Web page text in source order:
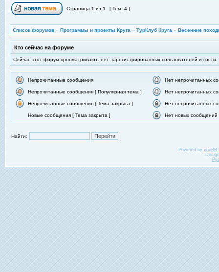
Страница 1 из 1 [ Тем: 4 ]
Список форумов » Программы и проекты Круга » ТурКлуб Круга » Весенние
Кто сейчас на форуме
Сейчас этот форум просматривают: нет зарегистрированных пользователей и гости:
Непрочитанные сообщения Нет непрочитанных
Непрочитанные сообщения [ Популярная тема ] Нет непрочитанных
Непрочитанные сообщения [ Тема закрыта ] Нет непрочитанных
Новые сообщения [ Тема закрыта ] Нет новых сообщений
Найти:
Powered by phpBB